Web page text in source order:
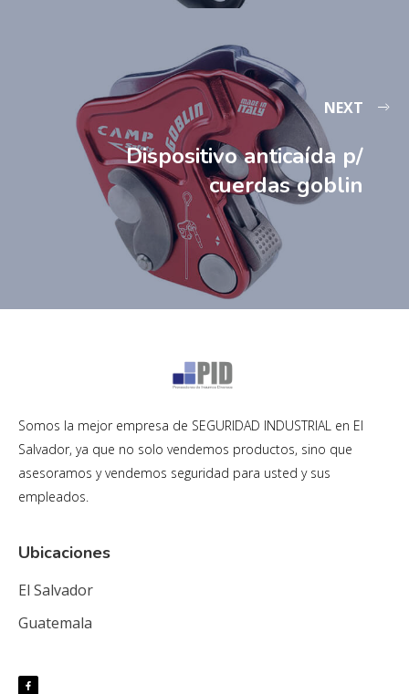
NEXT
Dispositivo anticaída p/
cuerdas goblin
Somos la mejor empresa de SEGURIDAD INDUSTRIAL en El
Salvador, ya que no solo vendemos productos, sino que
asesoramos y vendemos seguridad para usted y sus
empleados.
Ubicaciones
El Salvador
Guatemala